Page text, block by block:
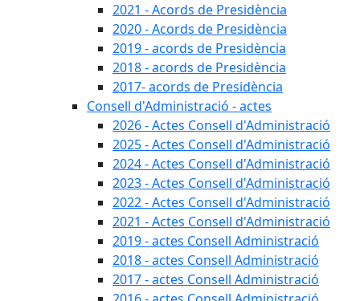
2021 - Acords de Presidència
2020 - Acords de Presidència
2019 - acords de Presidència
2018 - acords de Presidència
2017- acords de Presidència
Consell d'Administració - actes
2026 - Actes Consell d'Administració
2025 - Actes Consell d'Administració
2024 - Actes Consell d'Administració
2023 - Actes Consell d'Administració
2022 - Actes Consell d'Administració
2021 - Actes Consell d'Administració
2019 - actes Consell Administració
2018 - actes Consell Administració
2017 - actes Consell Administració